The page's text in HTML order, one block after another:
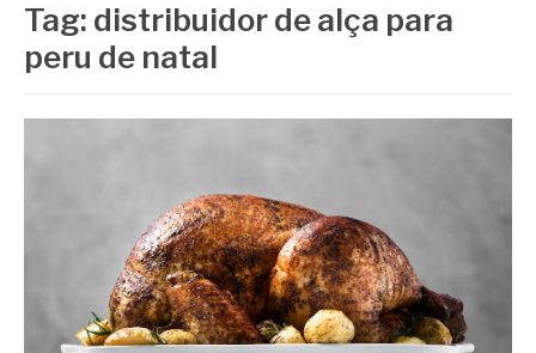
Tag: distribuidor de alça para
peru de natal